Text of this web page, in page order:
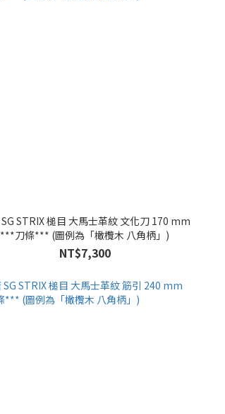
***刀條*** (圖例為「橄欖木 八角柄」)
NT$7,300